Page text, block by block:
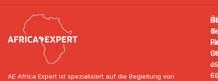
AE Africa Expert ist spezialisiert auf die Begleitung von